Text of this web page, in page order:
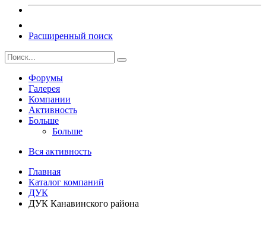
Расширенный поиск
Форумы
Галерея
Компании
Активность
Больше
Больше
Вся активность
Главная
Каталог компаний
ДУК
ДУК Канавинского района